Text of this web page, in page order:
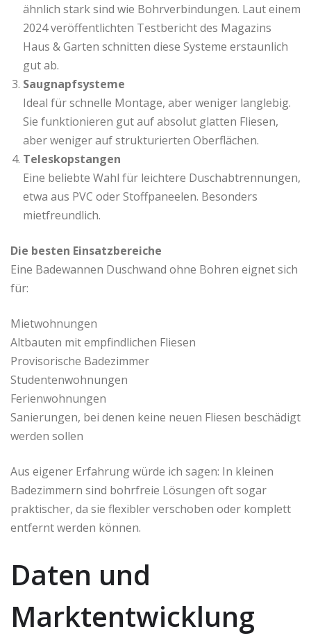
ähnlich stark sind wie Bohrverbindungen. Laut einem
2024 veröffentlichten Testbericht des Magazins
Haus & Garten schnitten diese Systeme erstaunlich
gut ab.
Saugnapfsysteme
Ideal für schnelle Montage, aber weniger langlebig.
Sie funktionieren gut auf absolut glatten Fliesen,
aber weniger auf strukturierten Oberflächen.
Teleskopstangen
Eine beliebte Wahl für leichtere Duschabtrennungen,
etwa aus PVC oder Stoffpaneelen. Besonders
mietfreundlich.
Die besten Einsatzbereiche
Eine Badewannen Duschwand ohne Bohren eignet sich
für:
Mietwohnungen
Altbauten mit empfindlichen Fliesen
Provisorische Badezimmer
Studentenwohnungen
Ferienwohnungen
Sanierungen, bei denen keine neuen Fliesen beschädigt
werden sollen
Aus eigener Erfahrung würde ich sagen: In kleinen
Badezimmern sind bohrfreie Lösungen oft sogar
praktischer, da sie flexibler verschoben oder komplett
entfernt werden können.
Daten und
Marktentwicklung